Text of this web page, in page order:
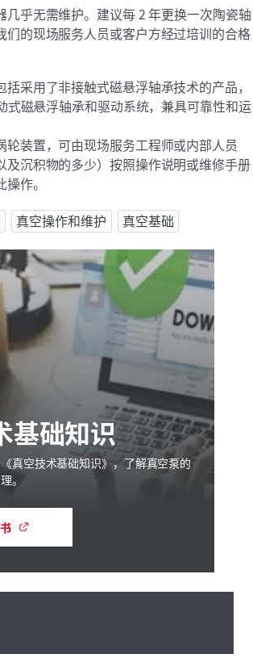
几乎无需维护。建议每 2 年更换一次陶瓷轴
们的现场服务人员或客户方经过培训的合格
采用了非接触式磁悬浮轴承技术的产品，
式磁悬浮轴承和驱动系统，兼具可靠性和运
轮装置，可由现场服务工程师或内部人员
及沉积物的多少）按照操作说明或维修手册
作。
真空操作和维护 真空基础
基础知识
真空技术基础知识》，了解真空泵的
。